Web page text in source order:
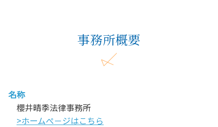
事務所概要
名称
櫻井晴季法律事務所
>ホームぺ－ジはこちら